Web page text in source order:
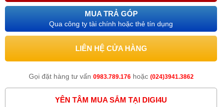
MUA TRẢ GÓP
Qua công ty tài chính hoặc thẻ tín dụng
LIÊN HỆ CỬA HÀNG
Gọi đặt hàng tư vấn 0983.789.176hoặc (024)3941.3862
YÊN TÂM MUA SẮM TẠI DIGI4U